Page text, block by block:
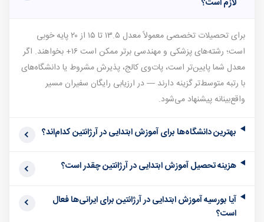
لازم است؟
برای تحصیلات تخصصی معمولاً معدل ۱۳.۵ تا ۱۵ از ۲۰ پایه خوبی
است؛ رشته‌های پزشکی و مهندسی برتر ممکن است ۱۶+ بخواهند. اگر
معدل شما پایین‌تر است، پات‌وی کالج، پذیرش مشروط یا دانشگاه‌های
با رتبه متوسط‌تر گزینه دارند — در ارزیابی رایگان سفیران مسیر
واقع‌بینانه پیشنهاد می‌شود.
بهترین دانشگاه‌ها برای آموزش ابتدایی در آرژانتین کدام‌اند؟
هزینه تحصیل آموزش ابتدایی در آرژانتین چقدر است؟
آیا بورسیه آموزش ابتدایی در آرژانتین برای ایرانی‌ها فعال
است؟